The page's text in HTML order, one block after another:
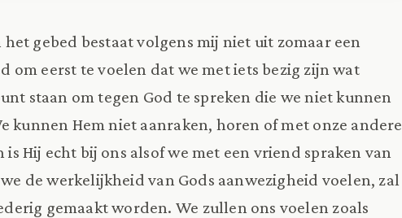
gebed bestaat volgens mij niet uit zomaar een
om eerst te voelen dat we met iets bezig zijn wat
staan om tegen God te spreken die we niet kunnen
kunnen Hem niet aanraken, horen of met onze andere
Hij echt bij ons alsof we met een vriend spraken van
de werkelijkheid van Gods aanwezigheid voelen, zal
gemaakt worden. We zullen ons voelen zoals